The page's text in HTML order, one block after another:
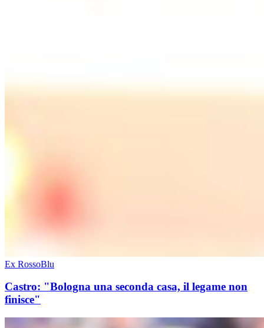
Ex RossoBlu
Castro: "Bologna una seconda casa, il legame non
finisce"